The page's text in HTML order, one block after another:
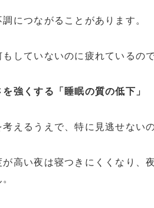
調につながることがあります。
もしていないのに疲れているの
強くする「睡眠の質の低下」
考えるうえで、特に見逃せない
が高い夜は寝つきにくくなり、